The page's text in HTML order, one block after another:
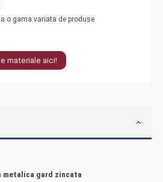
o gama variata de produse
materiale aici!
metalica gard zincata